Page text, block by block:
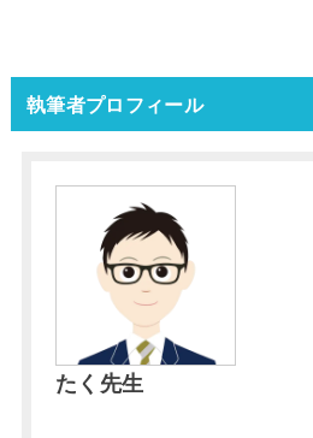
執筆者プロフィール
たく先生